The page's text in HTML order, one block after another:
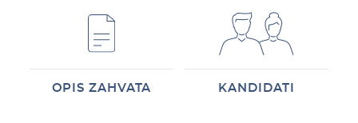
OPIS ZAHVATA KANDIDATI